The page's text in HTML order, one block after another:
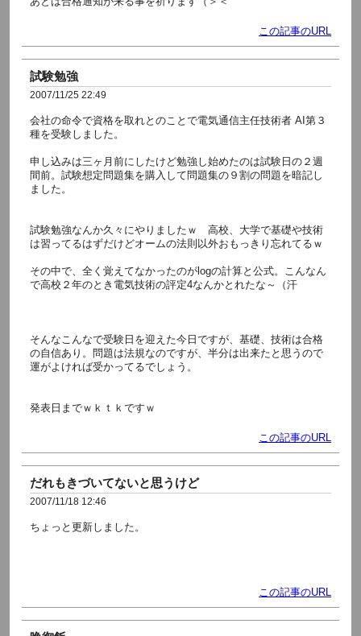
この記事のURL
試験勉強
2007/11/25 22:49
会社の命令で資格を取れとのことで電気通信主任技術者 AI第３
種を受験しました。
申し込みは三ヶ月前にしたけど勉強し始めたのは試験日の２週
間前。試験想定問題集を購入して問題集の９割の問題を暗記し
ました。
試験勉強なんか久々にやりましたｗ 高校、大学で基礎や技術
は習ってるはずだけどオームの法則以外おもっきり忘れてるｗ
その中で、全く覚えてなかったのがlogの計算と公式。こんなん
で高校２年のとき電気技術の評定4なんかとれたな～（汗
そんなこんなで受験日を迎えた今日ですが、基礎、技術は合格
の自信あり。問題は法規なのですが、半分は出来たと思うので
運がよければ受かってるでしょう。
発表日までｗｋｔｋですｗ
この記事のURL
だれもきづいてないと思うけど
2007/11/18 12:46
ちょっと更新しました。
この記事のURL